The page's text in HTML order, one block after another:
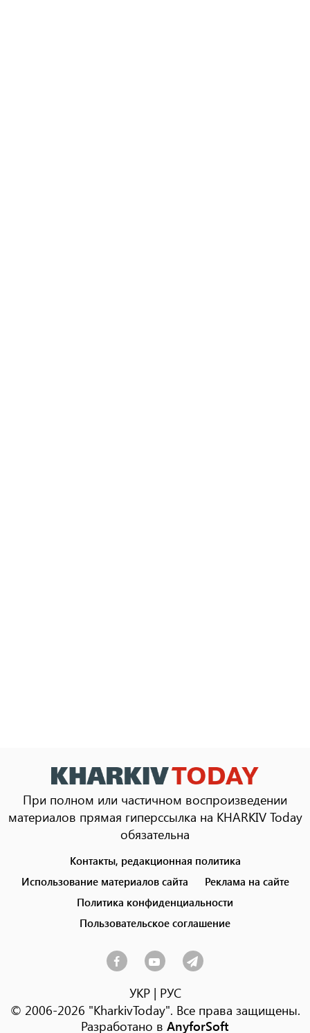
При полном или частичном воспроизведении
материалов прямая гиперссылка на KHARKIV Today
обязательна
menu
Контакты, редакционная политика
Использование материалов сайта
Реклама на сайте
Политика конфиденциальности
Пользовательское соглашение
УКР| РУС
© 2006-2026 "KharkivToday". Все права защищены.
Разработано в AnyforSoft